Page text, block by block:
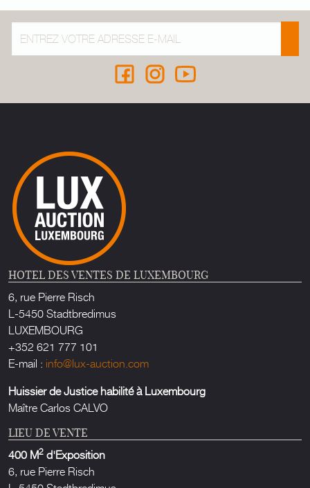
HOTEL DES VENTES DE LUXEMBOURG
6, rue Pierre Risch
L-5450 Stadtbredimus
LUXEMBOURG
+352 621 777 101
E-mail : info@lux-auction.com
Huissier de Justice habilité à Luxembourg
Maître Carlos CALVO
LIEU DE VENTE
400 M2 d'Exposition
6, rue Pierre Risch